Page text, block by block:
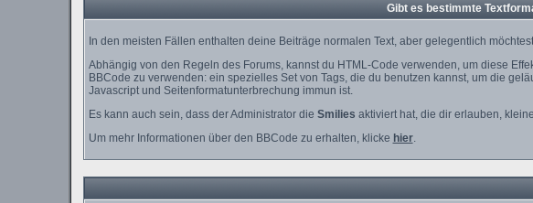
Gibt es bestimmte
In den meisten Fällen enthalten deine Beiträge normalen Text, aber gelegentlich
Abhängig von den Regeln des Forums, kannst du HTML-Code verwenden, um diese
BBCode zu verwenden: ein spezielles Set von Tags, die du benutzen kannst, um die
Javascript und Seitenformatunterbrechung immun ist.
Es kann auch sein, dass der Administrator die Smilies aktiviert hat, die dir erlauben,
Um mehr Informationen über den BBCode zu erhalten, klicke hier.